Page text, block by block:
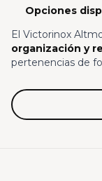
Opciones
El Victorinox
organización y
pertenencias de